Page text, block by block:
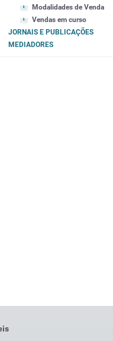
Modalidades de Venda
Vendas em curso
JORNAIS E PUBLICAÇÕES
MEDIADORES